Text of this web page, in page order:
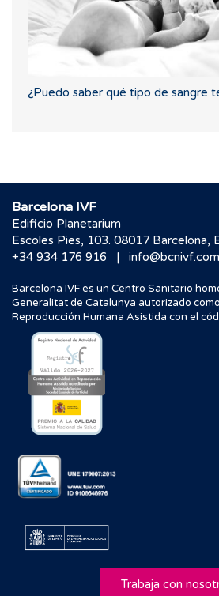
¿Puedo saber qué tipo de sangre
Barcelona IVF
Edificio Planetarium
Escoles Pies, 103. 08017 Barcelona,
+34 934 176 916
| info@bcnivf.com
Barcelona IVF es un Centro Sanitario
Generalitat de Catalunya autorizado
Reproducción Humana Asistida con el
Trabaja con